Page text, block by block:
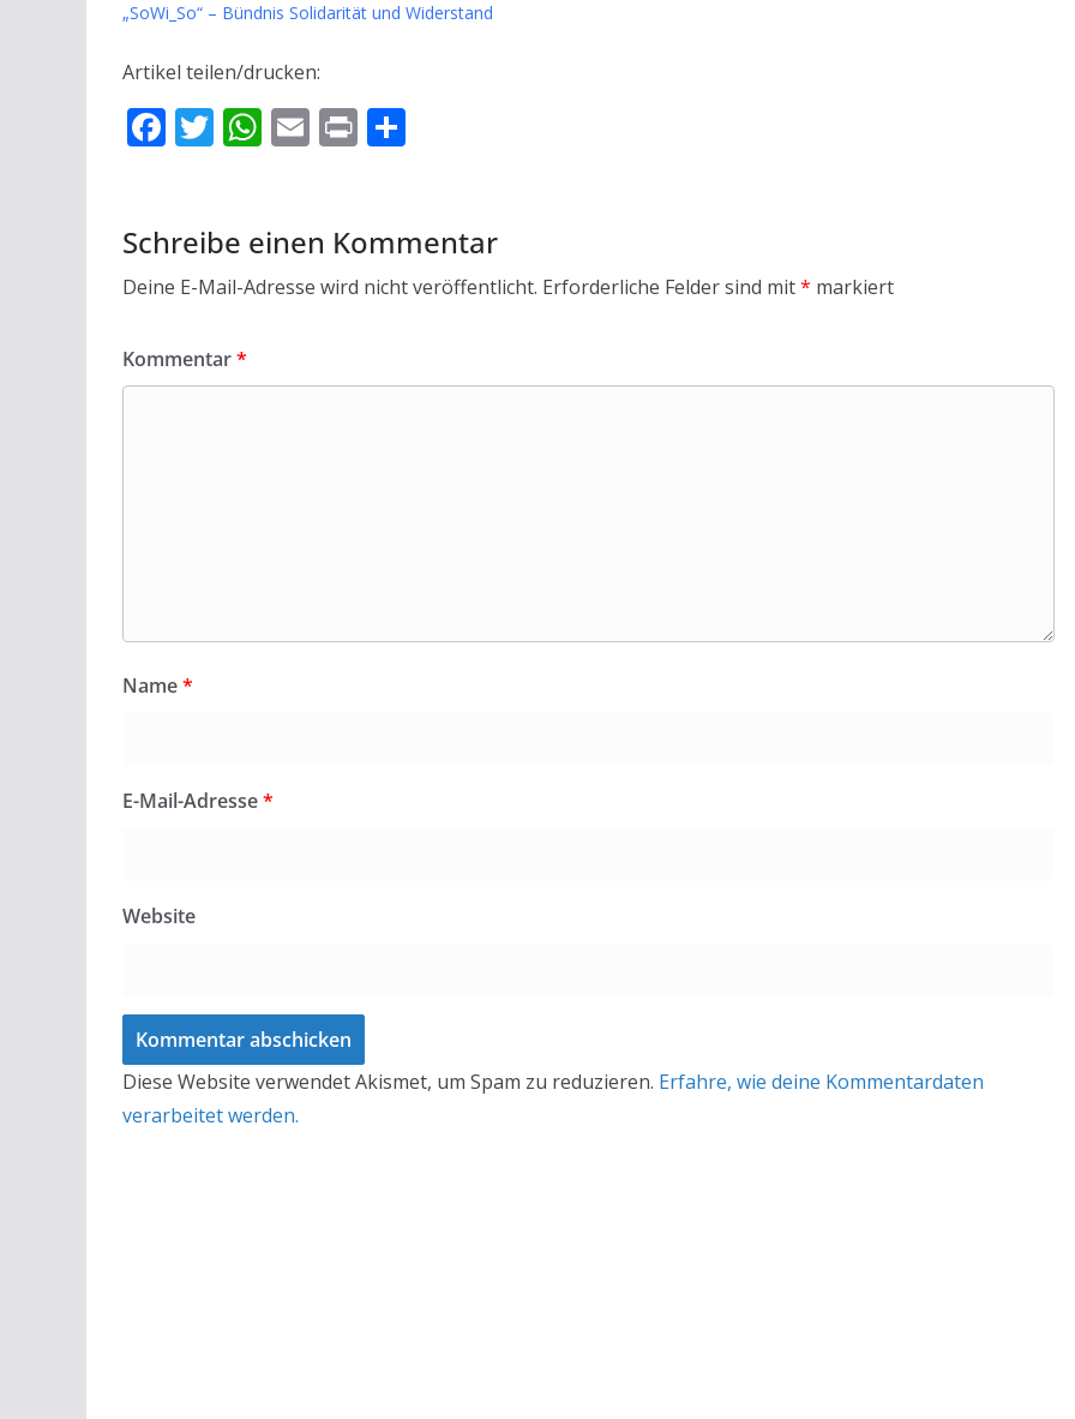
„SoWi_So“ – Bündnis Solidarität und Widerstand
Artikel teilen/drucken:
F
b
o
k
T
er
W
s
A
E
l
Pr
n
Schreibe einen Kommentar
Deine E-Mail-Adresse wird nicht veröffentlicht. Erforderliche Felder sind mit* markiert
Kommentar*
Name*
E-Mail-Adresse*
Website
Diese Website verwendet Akismet, um Spam zu reduzieren. Erfahre, wie deine Kommentardaten
verarbeitet werden.